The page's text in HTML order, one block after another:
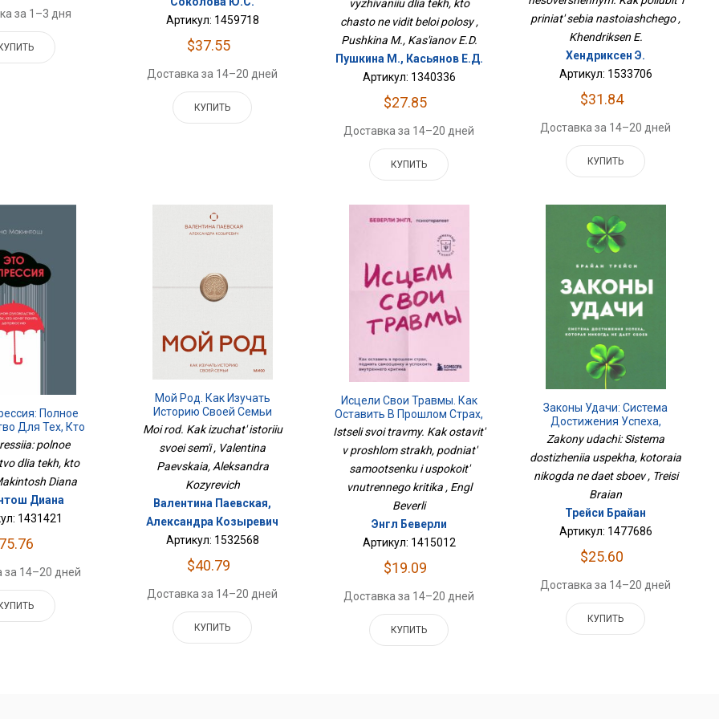
за 1–3 дня
Артикул: 1459718
$37.55
Доставка за 14–20 дней
КУПИТЬ
vyzhivaniiu dlia tekh, kto
chasto ne vidit beloi polosy ,
Pushkina M., Kas'ianov E.D.
Пушкина М., Касьянов Е.Д.
Артикул: 1340336
$27.85
Доставка за 14–20 дней
КУПИТЬ
priniat' sebia nastoiashchego ,
Khendriksen E.
Хендриксен Э.
Артикул: 1533706
$31.84
Доставка за 14–20 дней
КУПИТЬ
Полное
Для Тех, Кто
Хоч
polnoe
dlia tekh, kto
Diana
Диана
1431421
за 14–20 дней
Мой Род. Как Изучать
Историю Своей Семьи
Moi rod. Kak izuchat' istoriiu
svoei sem'i , Valentina
Paevskaia, Aleksandra
Kozyrevich
Валентина Паевская,
Александра Козыревич
Артикул: 1532568
$40.79
Доставка за 14–20 дней
КУПИТЬ
Исцели Свои Травмы. Как
Оставить В Прошлом Страх,
Поднять Самооценку И
Успокоить Внутреннего
Критика
Istseli svoi travmy. Kak ostavit'
v proshlom strakh, podniat'
samootsenku i uspokoit'
vnutrennego kritika , Engl
Beverli
Энгл Беверли
Артикул: 1415012
$19.09
Доставка за 14–20 дней
КУПИТЬ
Законы Удачи: Система
Достижения Успеха,
Которая Никогда Не Дает
Zakony udachi: Sistema
dostizheniia uspekha, kotoraia
nikogda ne daet sboev , Treisi
Braian
Трейси Брайан
Артикул: 1477686
$25.60
Доставка за 14–20 дней
КУПИТЬ